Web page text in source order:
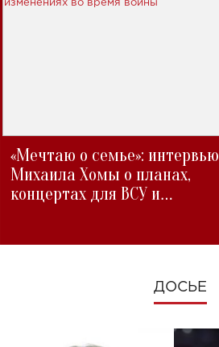
«Мечтаю о семье»: интервью
Михаила Хомы о планах,
концертах для ВСУ и
ДОСЬЕ